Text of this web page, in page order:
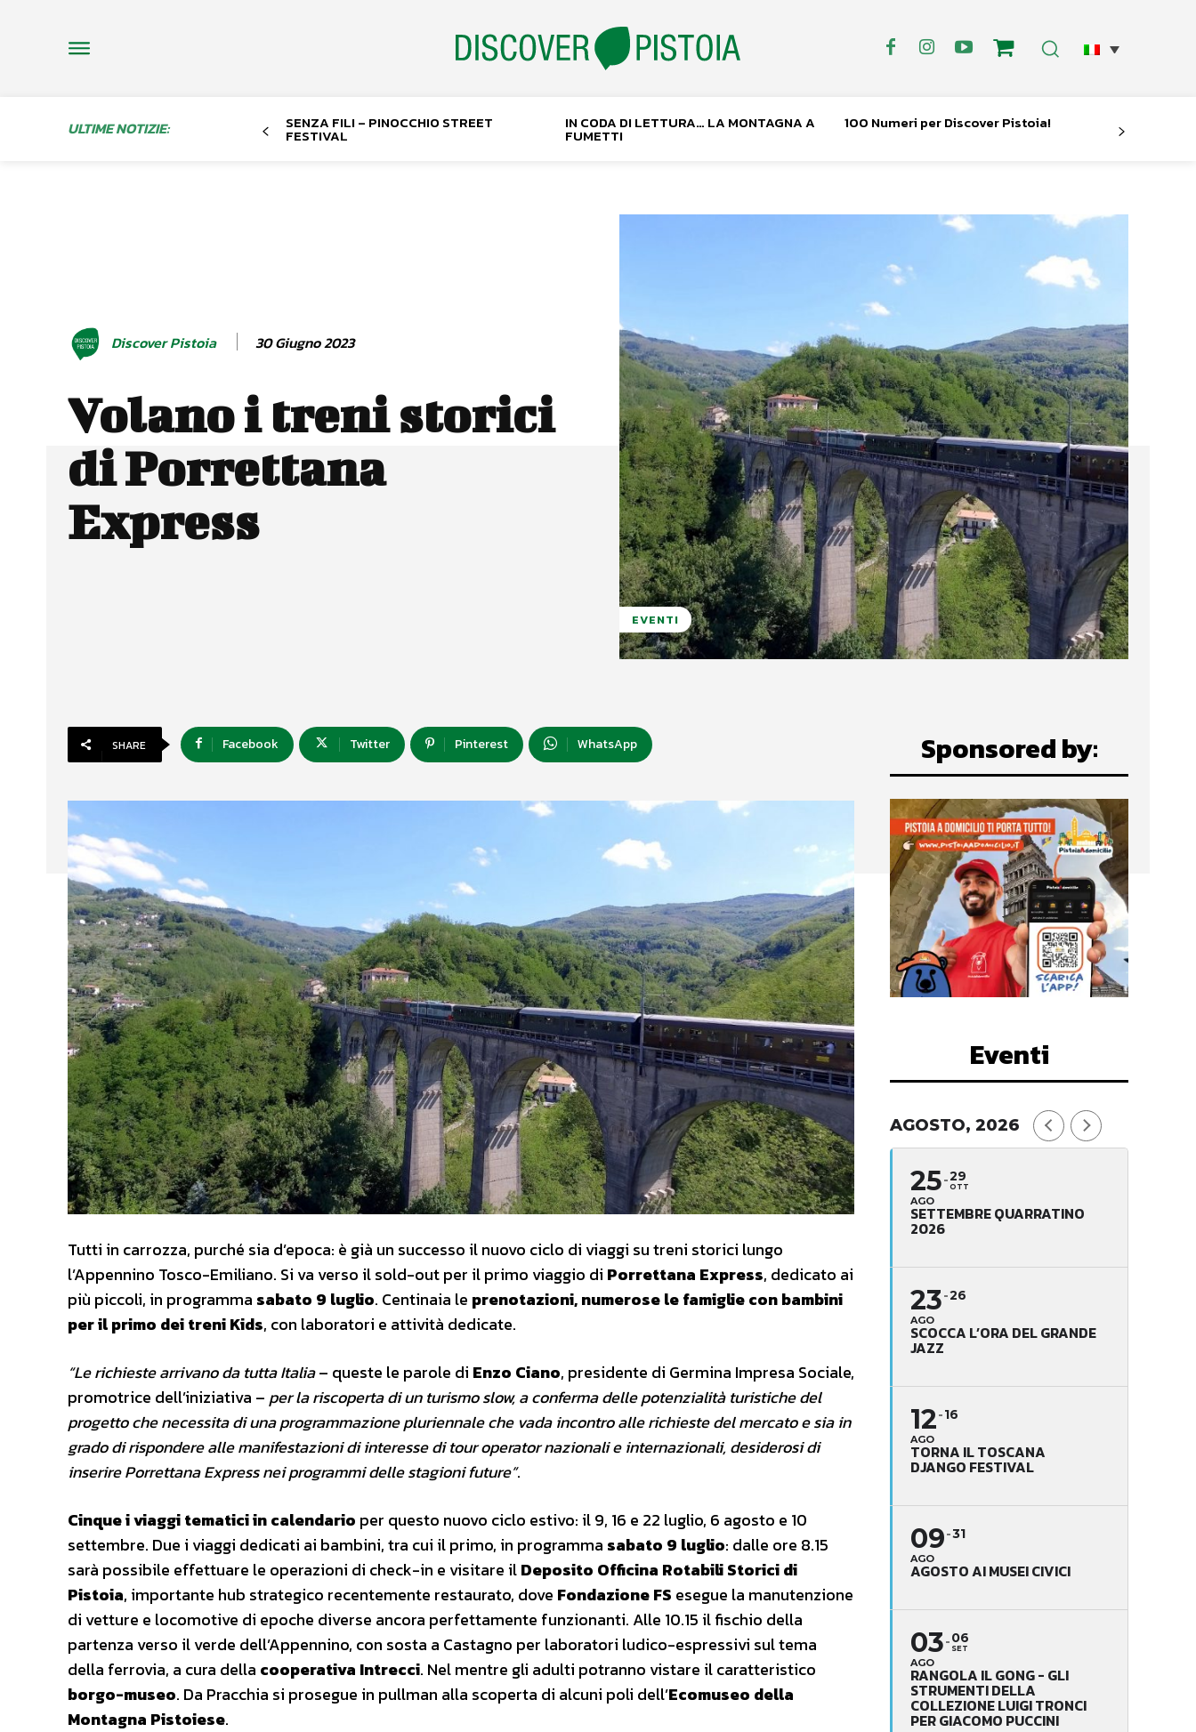
ULTIME NOTIZIE: SENZA FILI – PINOCCHIO STREET
FESTIVAL
IN CODA DI LETTURA… LA MONTAGNA A
FUMETTI
100 Numeri per Discover Pistoia!
Discover Pistoia 30 Giugno 2023
Volano i treni storici
di Porrettana
Express
EVENTI
SHARE Facebook Twitter Pinterest WhatsApp
Tutti in carrozza, purché sia d’epoca: è già un successo il nuovo ciclo di viaggi su treni storici lungo
l’Appennino Tosco-Emiliano. Si va verso il sold-out per il primo viaggio di Porrettana Express, dedicato ai
più piccoli, in programma sabato 9 luglio. Centinaia le prenotazioni, numerose le famiglie con bambini
per il primo dei treni Kids, con laboratori e attività dedicate.
“Le richieste arrivano da tutta Italia– queste le parole di Enzo Ciano, presidente di Germina Impresa Sociale,
promotrice dell’iniziativa – per la riscoperta di un turismo slow, a conferma delle potenzialità turistiche del
progetto che necessita di una programmazione pluriennale che vada incontro alle richieste del mercato e sia in
grado di rispondere alle manifestazioni di interesse di tour operator nazionali e internazionali, desiderosi di
inserire Porrettana Express nei programmi delle stagioni future”.
Cinque i viaggi tematici in calendario per questo nuovo ciclo estivo: il 9, 16 e 22 luglio, 6 agosto e 10
settembre. Due i viaggi dedicati ai bambini, tra cui il primo, in programma sabato 9 luglio: dalle ore 8.15
sarà possibile effettuare le operazioni di check-in e visitare ilDeposito Officina Rotabili Storici di
Pistoia, importante hub strategico recentemente restaurato, dove Fondazione FS esegue la manutenzione
di vetture e locomotive di epoche diverse ancora perfettamente funzionanti. Alle 10.15 il fischio della
partenza verso il verde dell’Appennino, con sosta a Castagno per laboratori ludico-espressivi sul tema
della ferrovia, a cura della cooperativa Intrecci. Nel mentre gli adulti potranno vistare il caratteristico
borgo-museo. Da Pracchia si prosegue in pullman alla scoperta di alcuni poli dell’Ecomuseo della
Montagna Pistoiese.
Sponsored by:
Eventi
AGOSTO, 2026
25
AGO
29
OTT
SETTEMBRE QUARRATINO
2026
23
AGO
26
SCOCCA L’ORA DEL GRANDE
JAZZ
12
AGO
16
TORNA IL TOSCANA
DJANGO FESTIVAL
09
AGO
31
AGOSTO AI MUSEI CIVICI
03
AGO
06
SET
RANGOLA IL GONG - GLI
STRUMENTI DELLA
COLLEZIONE LUIGI TRONCI
PER GIACOMO PUCCINI